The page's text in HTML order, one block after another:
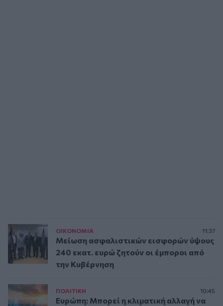
ΟΙΚΟΝΟΜΙΑ 11:37
Μείωση ασφαλιστικών εισφορών ύψους
240 εκατ. ευρώ ζητούν οι έμποροι από
την Κυβέρνηση
ΠΟΛΙΤΙΚΗ 10:45
Ευρώπη: Μπορεί η κλιματική αλλαγή να